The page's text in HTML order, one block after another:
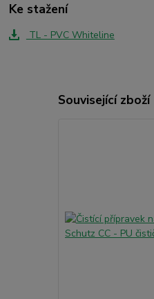
Ke stažení
TL - PVC Whiteline
Související zboží